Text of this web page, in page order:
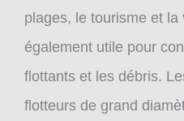
plages, le tourisme et
également utile pour
flottants et les débris.
flotteurs de grand